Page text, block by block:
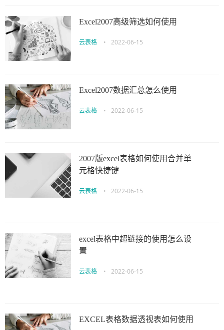
Excel2007高级筛选如何使用
云表格 • 2022-06-15
Excel2007数据汇总怎么使用
云表格 • 2022-06-15
2007版excel表格如何使用合并单
元格快捷键
云表格 • 2022-06-15
excel表格中超链接的使用怎么设
置
云表格 • 2022-06-15
EXCEL表格数据透视表如何使用